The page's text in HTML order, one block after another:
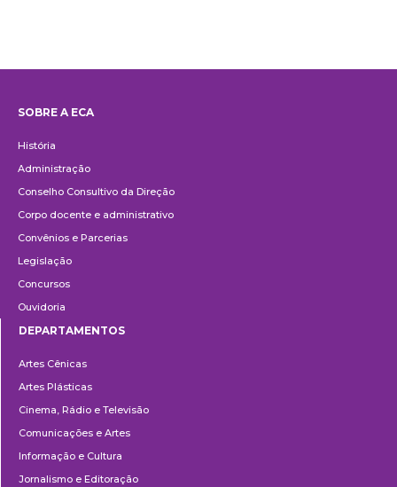
SOBRE A ECA
História
Administração
Conselho Consultivo da Direção
Corpo docente e administrativo
Convênios e Parcerias
Legislação
Concursos
Ouvidoria
DEPARTAMENTOS
Artes Cênicas
Artes Plásticas
Cinema, Rádio e Televisão
Comunicações e Artes
Informação e Cultura
Jornalismo e Editoração